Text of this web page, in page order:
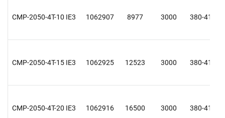
CMP-2050-4T-10 IE3 1062907 8977 3000 380-415 D
CMP-2050-4T-15 IE3 1062925 12523 3000 380-415 D
CMP-2050-4T-20 IE3 1062916 16500 3000 380-415 D